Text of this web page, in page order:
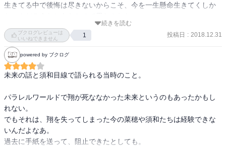
生きてる中で後悔は尽きないからこそ、今を一生懸命生きてくしか
続きを読む
ブクログレビューは
いいねできません
1 投稿日 : 2018.12.31
powered by ブクログ
未来の話と須和目線で語られる当時のこと。
パラレルワールドで翔が死ななかった未来というのもあったかもし
れない。
でもそれは、翔を失ってしまった今の菜穂や須和たちは経験できな
いんだよなあ。
過去に手紙を送って、阻止できたとしても。